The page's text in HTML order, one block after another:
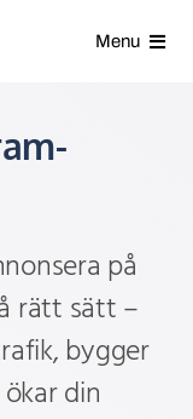
Menu
på
rätt sätt –
bygger
din